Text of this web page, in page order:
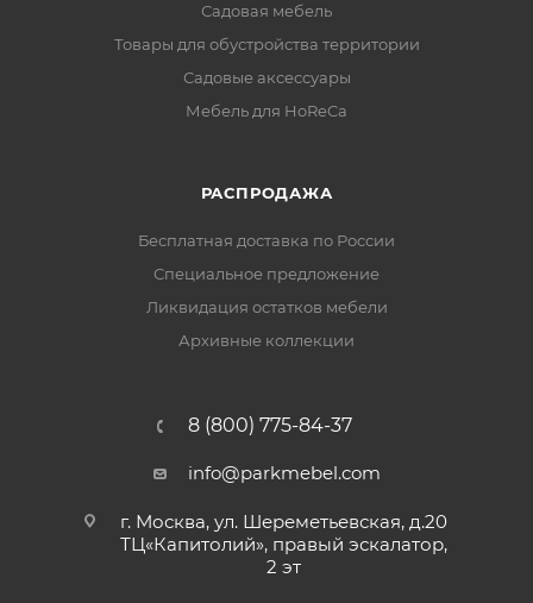
Садовая мебель
Товары для обустройства территории
Садовые аксессуары
Мебель для HoReCa
РАСПРОДАЖА
Бесплатная доставка по России
Специальное предложение
Ликвидация остатков мебели
Архивные коллекции
8 (800) 775-84-37
info@parkmebel.com
г. Москва, ул. Шереметьевская, д.20
ТЦ«Капитолий», правый эскалатор,
2 эт